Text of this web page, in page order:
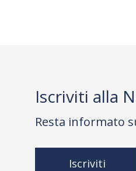
Iscriviti alla
Resta informato
Iscriviti